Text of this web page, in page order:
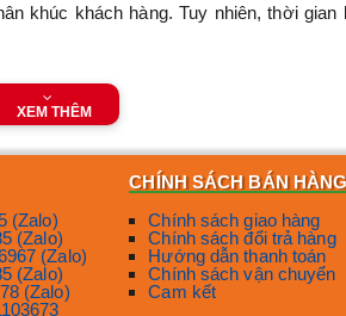
khúc khách hàng. Tuy nhiên, thời
tiến và độ bền vượt trội. Sơn ngoại
với môi trường. Nippon cũng cung cấp
tông màu cơ bản.
tiết tốt. Sơn TOA 4 Seasons ngoại
sản phẩm sơn công nghiệp và chống
XEM THÊM
(Zalo)
(Zalo)
(Zalo)
(Zalo)
(Zalo)
CHÍNH SÁCH BÁN
Chính sách giao hàng
Chính sách đổi trả hàng
Hướng dẫn thanh toán
Chính sách vận chuyển
Cam kết